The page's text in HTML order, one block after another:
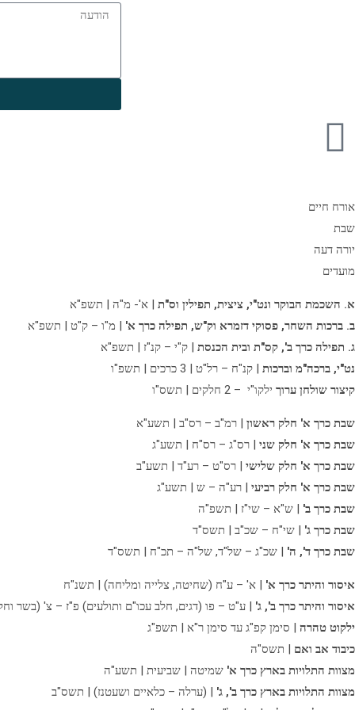
אורח חיים
שבת
יורה דעה
מועדים
א. השכמת הבוקר ונט"י, ציצית, תפילין וס"ת | א'- מ"ה | תשפ"א
ב. ברכות השחר, פסוקי דזמרא וק"ש, תפילה כרך א' | מ"ו – ק"ט | תשפ"א
ג. תפילה כרך ב', קס"ת ובית הכנסת | ק"י – קנ"ז | תשפ"א
נט"י, ברכה"מ וברכות | קנ"ח – רל"ט | 3 כרכים | תשפ"ו
קיצור שולחן ערוך ילקו"י – 2 חלקים | תשס"ו
שבת כרך א' חלק ראשון | רמ"ב – רס"ב | תשע"א
שבת כרך א' חלק שני | רס"ג – רס"ח | תשע"ג
שבת כרך א' חלק שלישי | רס"ט – רע"ד | תשע"ב
שבת כרך א' חלק רביעי | רע"ה – ש | תשע"ג
שבת כרך ב' | ש"א – שי"ז | תשפ"ה
שבת כרך ג' | שי"ח – שכ"ב | תשס"ד
שבת כרך ד', ה' | שכ"ג – של"ד, של"ה – תכ"ח | תשס"ד
איסור והיתר כרך א' | א' – ע"ח (שחיטה, צלייה ומליחה) | תשנ"ח
איסור והיתר כרך ב', ג' | ע"ט – פו (דגים, חלב עכו"ם ותולעים) פ"ז – צ' (בשר
ילקוט טהרה | סימן קפ"ג עד סימן ר"א | תשפ"ג
כיבוד אב ואם | תשס"ה
מצוות התלויות בארץ כרך א' שמיטה | שביעית | תשע"ה
מצוות התלויות בארץ כרך ב', ג' | (ערלה – כלאיים ושעטנז) | תשס"ב